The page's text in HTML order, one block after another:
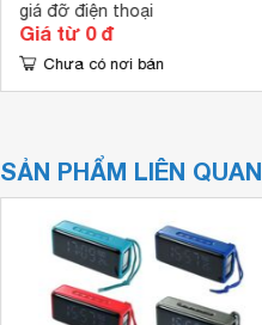
giá đỡ điện thoại
Giá từ 0 đ
Chưa có nơi bán
SẢN PHẨM LIÊN QUAN